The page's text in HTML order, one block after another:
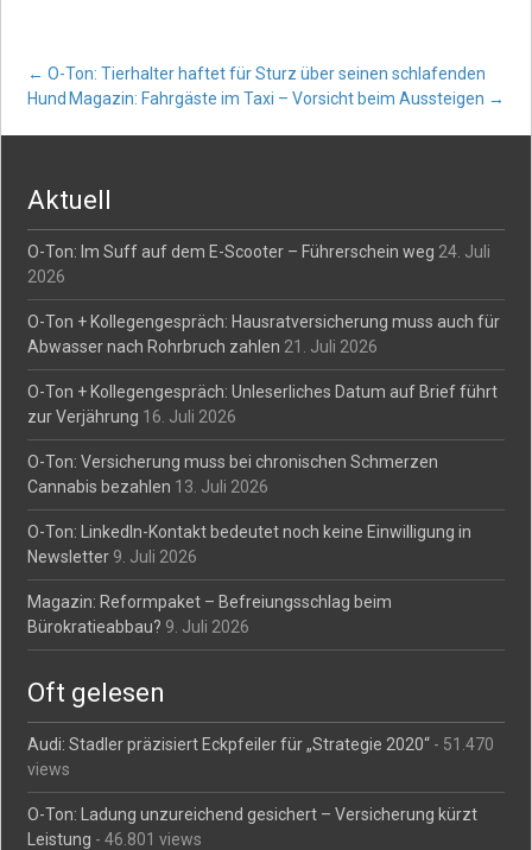
Post
← O-Ton: Tierhalter haftet für Sturz über seinen schlafenden
Hund Magazin: Fahrgäste im Taxi – Vorsicht beim Aussteigen →
Aktuell
O-Ton: Im Suff auf dem E-Scooter – Führerschein weg 24. Juli
2026
O-Ton + Kollegengespräch: Hausratversicherung muss auch für
Abwasser nach Rohrbruch zahlen 21. Juli 2026
O-Ton + Kollegengespräch: Unleserliches Datum auf Brief führt
zur Verjährung 16. Juli 2026
O-Ton: Versicherung muss bei chronischen Schmerzen
Cannabis bezahlen 13. Juli 2026
O-Ton: LinkedIn-Kontakt bedeutet noch keine Einwilligung in
Newsletter 9. Juli 2026
Magazin: Reformpaket – Befreiungsschlag beim
Bürokratieabbau? 9. Juli 2026
Oft gelesen
Audi: Stadler präzisiert Eckpfeiler für „Strategie 2020“ - 51.470
views
O-Ton: Ladung unzureichend gesichert – Versicherung kürzt
Leistung - 46.801 views